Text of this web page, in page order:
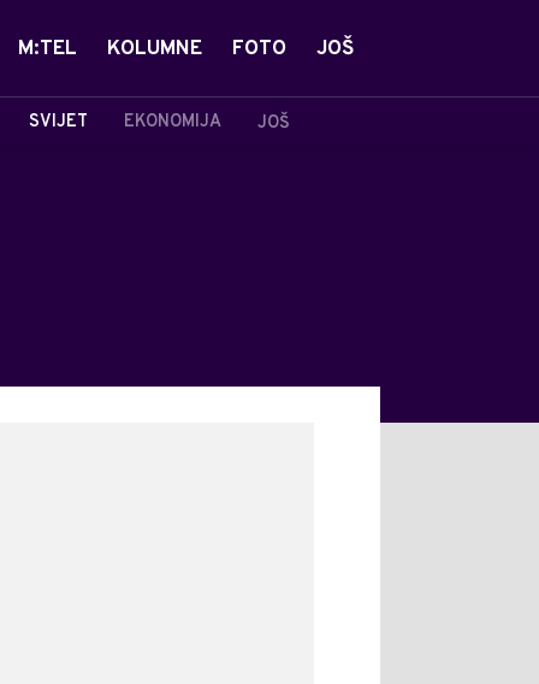
SVIJET EKONOMIJA JOŠ
M:TEL KOLUMNE FOTO JOŠ